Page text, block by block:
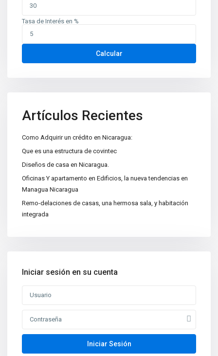
Tasa de Interés en %
Calcular
Artículos Recientes
Como Adquirir un crédito en Nicaragua:
Que es una estructura de covintec
Diseños de casa en Nicaragua.
Oficinas Y apartamento en Edificios, la nueva tendencias en
Managua Nicaragua
Remo-delaciones de casas, una hermosa sala, y habitación
integrada
Iniciar sesión en su cuenta
Iniciar Sesión
Contáctenos
Planes de Altamira, del TipTop 250m al oeste. Edificio Mina
oficina 6
Categorías
Bodegas(3)
Casa|Quinta(11)
Casas(86)
Lotes y Terrenos(65)
Oficinas(5)
Nuevas propiedades
Venta de Casa de Lujo en